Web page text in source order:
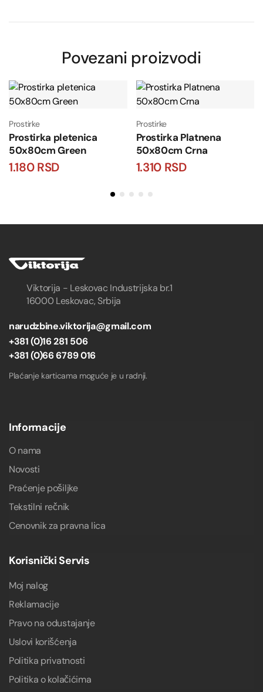
Povezani proizvodi
Prostirke
Prostirka pletenica
50x80cm Green
1.180RSD
Prostirke
Prostirka Platnena
50x80cm Crna
1.310 RSD
Viktorija - Leskovac Industrijska br.1
16000 Leskovac, Srbija
narudzbine.viktorija@gmail.com
+381 (0)16 281 506
+381 (0)66 6789 016
Plaćanje karticama moguće je u radnji.
Informacije
O nama
Novosti
Praćenje pošiljke
Tekstilni rečnik
Cenovnik za pravna lica
Korisnički Servis
Moj nalog
Reklamacije
Pravo na odustajanje
Uslovi korišćenja
Politika privatnosti
Politika o kolačićima